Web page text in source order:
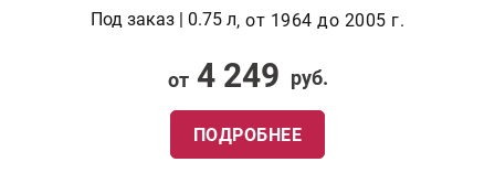
Под заказ | 0.75 л, от 1964 до 2005 г.
от4 249 руб.
ПОДРОБНЕЕ